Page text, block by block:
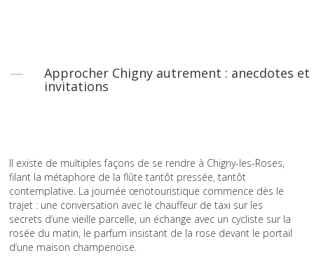
Approcher Chigny autrement : anecdotes et
invitations
Il existe de multiples façons de se rendre à Chigny-les-Roses,
filant la métaphore de la flûte tantôt pressée, tantôt
contemplative. La journée œnotouristique commence dès le
trajet : une conversation avec le chauffeur de taxi sur les
secrets d’une vieille parcelle, un échange avec un cycliste sur la
rosée du matin, le parfum insistant de la rose devant le portail
d’une maison champenoise.